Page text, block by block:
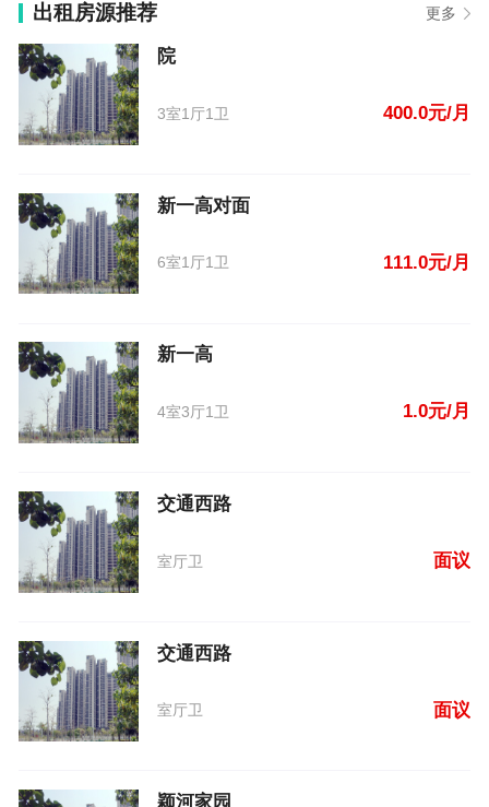
出租房源推荐 更多
院
3室1厅1卫 400.0元/月
新一高对面
6室1厅1卫 111.0元/月
新一高
4室3厅1卫 1.0元/月
交通西路
室厅卫 面议
交通西路
室厅卫 面议
颖河家园